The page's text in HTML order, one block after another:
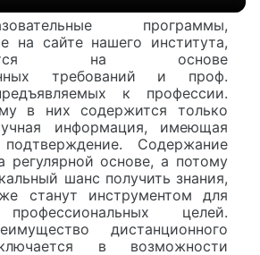
программы,
на сайте нашего института,
на основе
требований и проф.
к профессии.
в них содержится только
информация, имеющая
подтверждение. Содержание
регулярной основе, а потому
шанс получить знания,
станут инструментом для
целей.
дистанционного
в возможности